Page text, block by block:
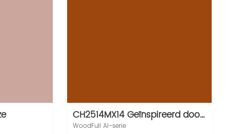
CH2514MX14 Geïnspireerd door
Hermès Orange
WoodFull AI-serie‌